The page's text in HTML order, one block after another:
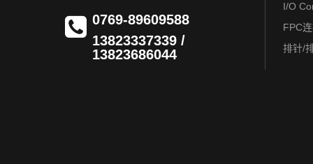
0769-89609588
13823337339 /
13823686044
I/O
FPC
排针/